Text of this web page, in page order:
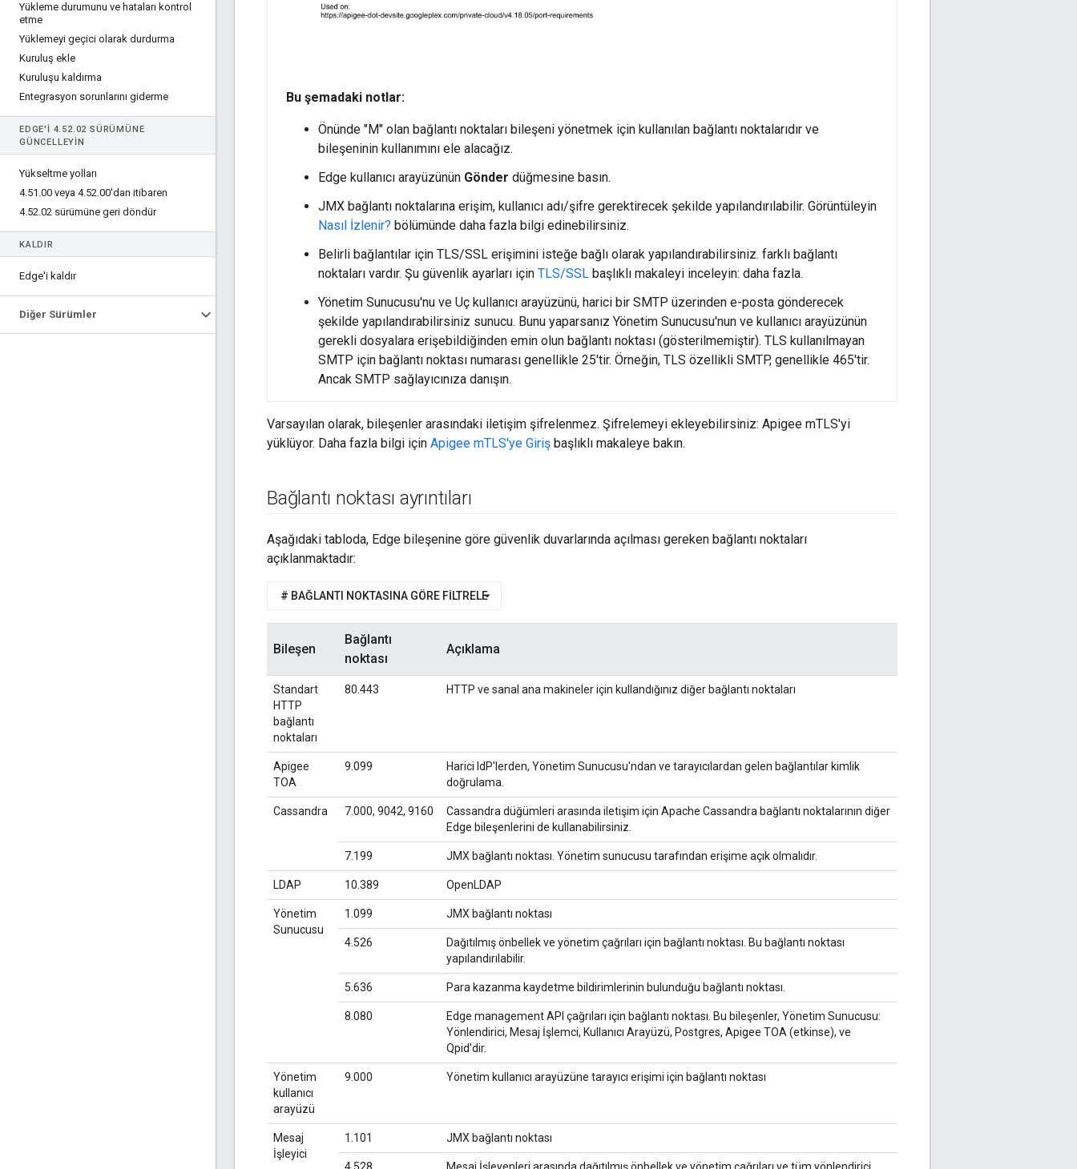
Yükleme durumunu ve hataları kontrol
etme
Yüklemeyi geçici olarak durdurma
Kuruluş ekle
Kuruluşu kaldırma
Entegrasyon sorunlarını giderme
EDGE'I 4. 52.02 SÜRÜMÜNE
GÜNCELLEYIN
Yükseltme yolları
4.51 .00 veya 4.52.00'dan itibaren
4.52.02 sürümüne geri döndür
KALDIR
Edge'i kaldır
Diğer Sürümler
Bu şemadaki notlar:
Önünde "M" olan bağlantı noktaları bileşeni yönetmek için kullanılan bağlantı noktalarıdır ve
bileşeninin kullanımını ele alacağız.
Edge kullanıcı arayüzünün Gönder düğmesine basın.
JMX bağlantı noktalarına erişim, kullanıcı adı/şifre gerektirecek şekilde yapılandırılabilir. Görüntüleyin
Nasıl İzlenir? bölümünde daha fazla bilgi edinebilirsiniz.
Belirli bağlantılar için TLS/SSL erişimini isteğe bağlı olarak yapılandırabilirsiniz. farklı bağlantı
noktaları vardır. Şu güvenlik ayarları için TLS/SSL başlıklı makaleyi inceleyin: daha fazla.
Yönetim Sunucusu'nu ve Uç kullanıcı arayüzünü, harici bir SMTP üzerinden e-posta gönderecek
şekilde yapılandırabilirsiniz sunucu. Bunu yaparsanız Yönetim Sunucusu'nun ve kullanıcı arayüzünün
gerekli dosyalara erişebildiğinden emin olun bağlantı noktası (gösterilmemiştir). TLS kullanılmayan
SMTP için bağlantı noktası numarası genellikle 25'tir. Örneğin, TLS özellikli SMTP, genellikle 465'tir.
Ancak SMTP sağlayıcınıza danışın.
Varsayılan olarak, bileşenler arasındaki iletişim şifrelenmez. Şifrelemeyi ekleyebilirsiniz: Apigee mTLS'yi
yüklüyor. Daha fazla bilgi için Apigee mTLS'ye Giriş başlıklı makaleye bakın.
Bağlantı noktası ayrıntıları
Aşağıdaki tabloda, Edge bileşenine göre güvenlik duvarlarında açılması gereken bağlantı noktaları
açıklanmaktadır:
# BAĞLANTI NOKTASINA GÖRE FILTRELE
Bileşen
Bağlantı
noktası
Açıklama
Standart
HTTP
bağlantı
noktaları
80.443 HTTP ve sanal ana makineler için kullandığınız diğer bağlantı noktaları
Apigee
TOA
9.099
Harici IdP'lerden, Yönetim Sunucusu'ndan ve tarayıcılardan gelen bağlantılar kimlik
doğrulama.
Cassandra 7.000, 9042, 9160
Cassandra düğümleri arasında iletişim için Apache Cassandra bağlantı noktalarının diğer
Edge bileşenlerini de kullanabilirsiniz.
7.199 JMX bağlantı noktası. Yönetim sunucusu tarafından erişime açık olmalıdır.
LDAP 10.389 OpenLDAP
Yönetim
Sunucusu
1.099 JMX bağlantı noktası
4.526
Dağıtılmış önbellek ve yönetim çağrıları için bağlantı noktası. Bu bağlantı noktası
yapılandırılabilir.
5.636 Para kazanma kaydetme bildirimlerinin bulunduğu bağlantı noktası.
8.080
Edge management API çağrıları için bağlantı noktası. Bu bileşenler, Yönetim Sunucusu:
Yönlendirici, Mesaj İşlemci, Kullanıcı Arayüzü, Postgres, Apigee TOA (etkinse), ve
Qpid'dir.
Yönetim
kullanıcı
arayüzü
9.000 Yönetim kullanıcı arayüzüne tarayıcı erişimi için bağlantı noktası
Mesaj
İşleyici
1.101 JMX bağlantı noktası